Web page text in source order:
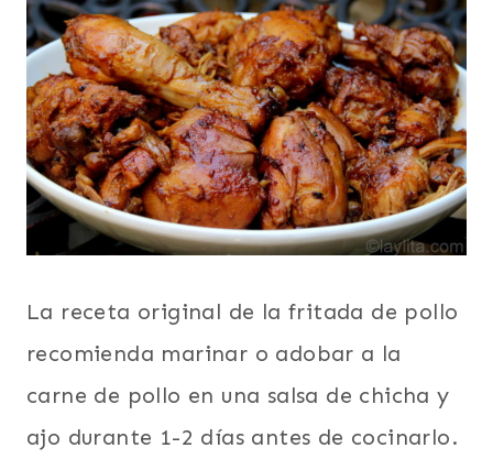
La receta original de la fritada de pollo
recomienda marinar o adobar a la
carne de pollo en una salsa de chicha y
ajo durante 1-2 días antes de cocinarlo.